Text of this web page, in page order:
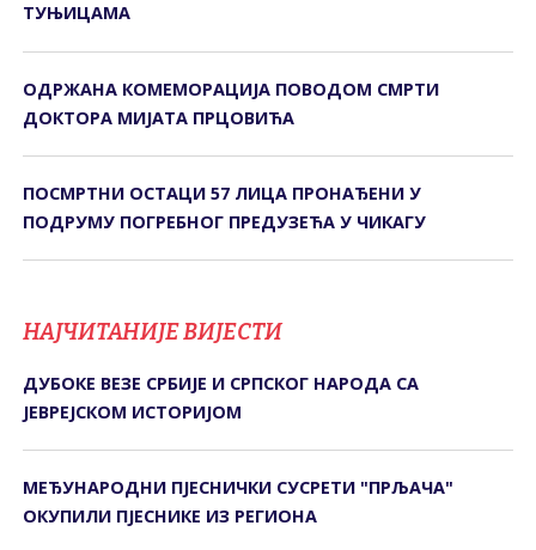
ТУЊИЦАМА
ОДРЖАНА КОМЕМОРАЦИЈА ПОВОДОМ СМРТИ
ДОКТОРА МИЈАТА ПРЦОВИЋА
ПОСМРТНИ ОСТАЦИ 57 ЛИЦА ПРОНАЂЕНИ У
ПОДРУМУ ПОГРЕБНОГ ПРЕДУЗЕЋА У ЧИКАГУ
НАЈЧИТАНИЈЕ ВИЈЕСТИ
ДУБОКЕ ВЕЗЕ СРБИЈЕ И СРПСКОГ НАРОДА СА
ЈЕВРЕЈСКОМ ИСТОРИЈОМ
МЕЂУНАРОДНИ ПЈЕСНИЧКИ СУСРЕТИ "ПРЉАЧА"
ОКУПИЛИ ПЈЕСНИКЕ ИЗ РЕГИОНА